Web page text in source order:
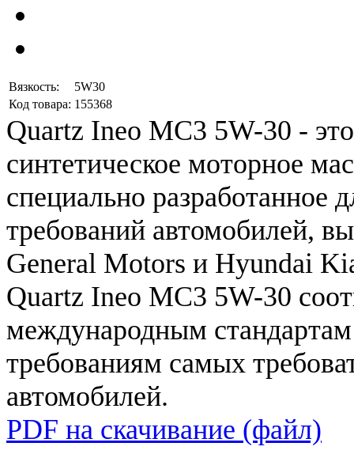
Вязкость:
5W30
Код товара: 155368
Quartz Ineo MC3 5W-30 - это
синтетическое моторное
специально разработанное
требований автомобилей,
General Motors и Hyundai
Quartz Ineo MC3 5W-30
международным стандартам
требованиям самых
автомобилей.
PDF на скачивание (файл)